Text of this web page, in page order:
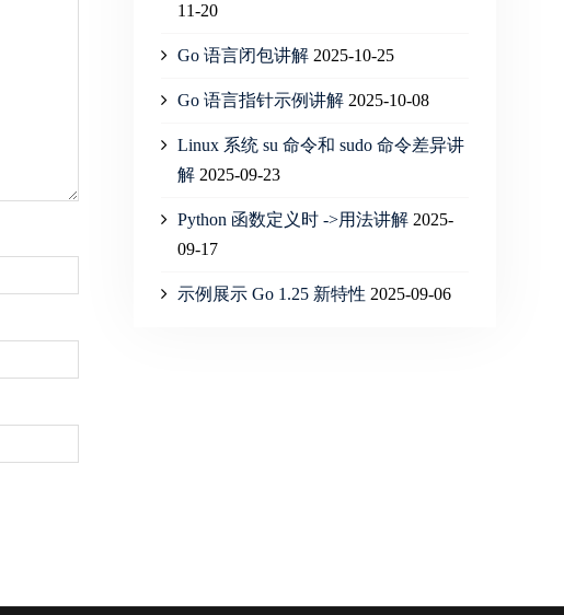
11-20
Go 语言闭包讲解 2025-10-25
Go 语言指针示例讲解 2025-10-08
Linux 系统 su 命令和 sudo 命令差异讲
解 2025-09-23
Python 函数定义时 ->用法讲解 2025-
09-17
示例展示 Go 1.25 新特性 2025-09-06